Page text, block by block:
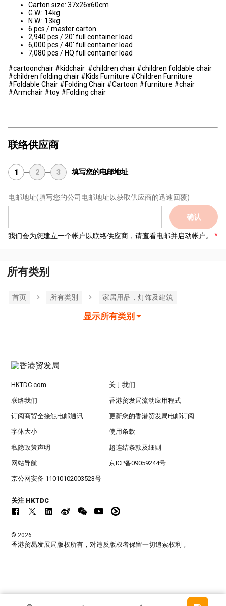
Carton size: 37x26x60cm
G.W.: 14kg
N.W.: 13kg
6 pcs / master carton
2,940 pcs / 20' full container load
6,000 pcs / 40' full container load
7,080 pcs / HQ full container load
#cartoonchair #kidchair #children chair #children foldable chair
#children folding chair #Kids Furniture #Children Furniture
#Foldable Chair #Folding Chair #Cartoon #furniture #chair
#Armchair #toy #Folding chair
联络供应商
1 2 3 填写您的电邮地址
电邮地址(填写您的公司电邮地址以获取供应商的迅速回覆)
确认
我们会为您建立一个帐户以联络供应商，请查看电邮并启动帐户。
所有类别
首页 所有类別 家居用品，灯饰及建筑
显示所有类别
HKTDC.com 关于我们
联络我们 香港贸发局流动应用程式
订阅商贸全接触电邮通讯 更新您的香港贸发局电邮订阅
字体大小 使用条款
私隐政策声明 超连结条款及细则
网站导航 京ICP备09059244号
京公网安备 11010102003523号
关注 HKTDC
© 2026
香港贸易发展局版权所有，对违反版权者保留一切追索权利 。